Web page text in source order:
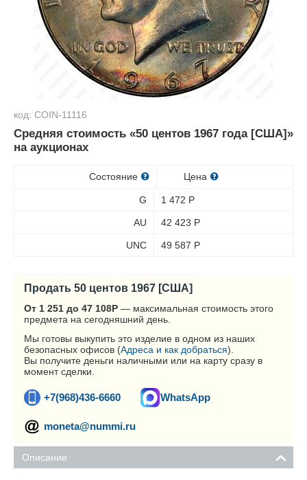
код: COIN-11116
Средняя стоимость «50 центов 1967 года [США]»
на аукционах
Состояние Цена
G 1 472 Р
AU 42 423 Р
UNC 49 587 Р
Продать 50 центов 1967 [США]
От 1 251 до 47 108Р — максимальная стоимость этого
предмета на сегодняшний день.
Мы готовы выкупить это изделие в одном из наших
безопасных офисов (Адреса и как добраться).
Вы получите деньги наличными или на карту сразу в
момент сделки.
+7(968)436-6660 WhatsApp
moneta@nummi.ru
Описание